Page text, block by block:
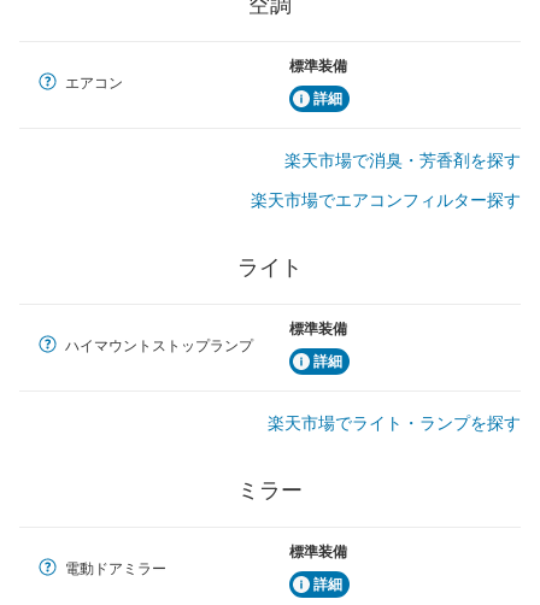
空調
エアコン
標準装備
詳細
楽天市場で消臭・芳香剤を探す
楽天市場でエアコンフィルター探す
ライト
ハイマウントストップランプ
標準装備
詳細
楽天市場でライト・ランプを探す
ミラー
電動ドアミラー
標準装備
詳細